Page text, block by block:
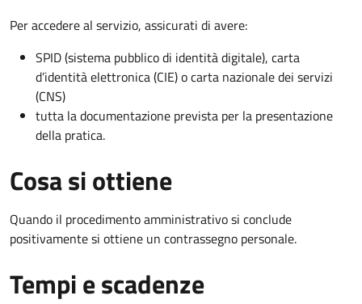
Per accedere al servizio, assicurati di avere:
SPID (sistema pubblico di identità digitale), carta
d’identità elettronica (CIE) o carta nazionale dei servizi
(CNS)
tutta la documentazione prevista per la presentazione
della pratica.
Cosa si ottiene
Quando il procedimento amministrativo si conclude
positivamente si ottiene un contrassegno personale.
Tempi e scadenze